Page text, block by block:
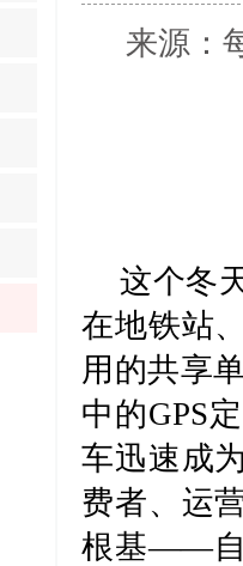
来源：
这个冬
在地铁站
用的共享
中的GPS
车迅速成
费者、运
根基——自